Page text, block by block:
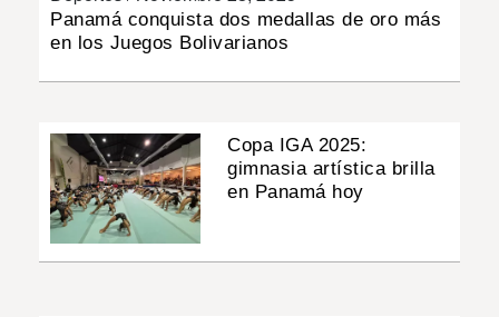
Panamá conquista dos medallas de oro más
en los Juegos Bolivarianos
Copa IGA 2025:
gimnasia artística brilla
en Panamá hoy